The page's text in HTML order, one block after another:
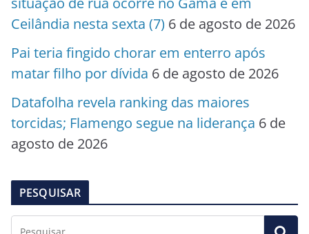
Ceilândia nesta sexta (7) 6 de agosto de 2026
Pai teria fingido chorar em enterro após
matar filho por dívida 6 de agosto de 2026
Datafolha revela ranking das maiores
torcidas; Flamengo segue na liderança 6 de
agosto de 2026
PESQUISAR